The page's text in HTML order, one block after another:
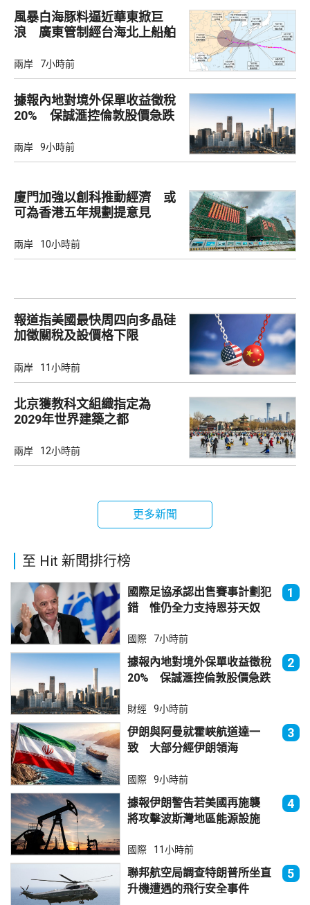
風暴白海豚料逼近華東掀巨
浪 廣東管制經台海北上船舶
兩岸 7小時前
據報內地對境外保單收益徵稅
20% 保誠滙控倫敦股價急跌
兩岸 9小時前
廈門加強以創科推動經濟 或
可為香港五年規劃提意見
兩岸 10小時前
報道指美國最快周四向多晶硅
加徵關稅及設價格下限
兩岸 11小時前
北京獲教科文組織指定為
2029年世界建築之都
兩岸 12小時前
更多新聞
至 Hit 新聞排行榜
國際足協承認出售賽事計劃犯
錯 惟仍全力支持恩芬天奴
1
國際 7小時前
據報內地對境外保單收益徵稅
20% 保誠滙控倫敦股價急跌
2
財經 9小時前
伊朗與阿曼就霍峽航道達一
致 大部分經伊朗領海
3
國際 9小時前
據報伊朗警告若美國再施襲
將攻擊波斯灣地區能源設施
4
國際 11小時前
聯邦航空局調查特朗普所坐直
升機遭遇的飛行安全事件
5